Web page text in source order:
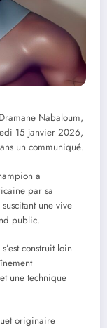
Nabaloum,
15 janvier 2026,
un communiqué.
a
par sa
une vive
public.
construit loin
une technique
originaire